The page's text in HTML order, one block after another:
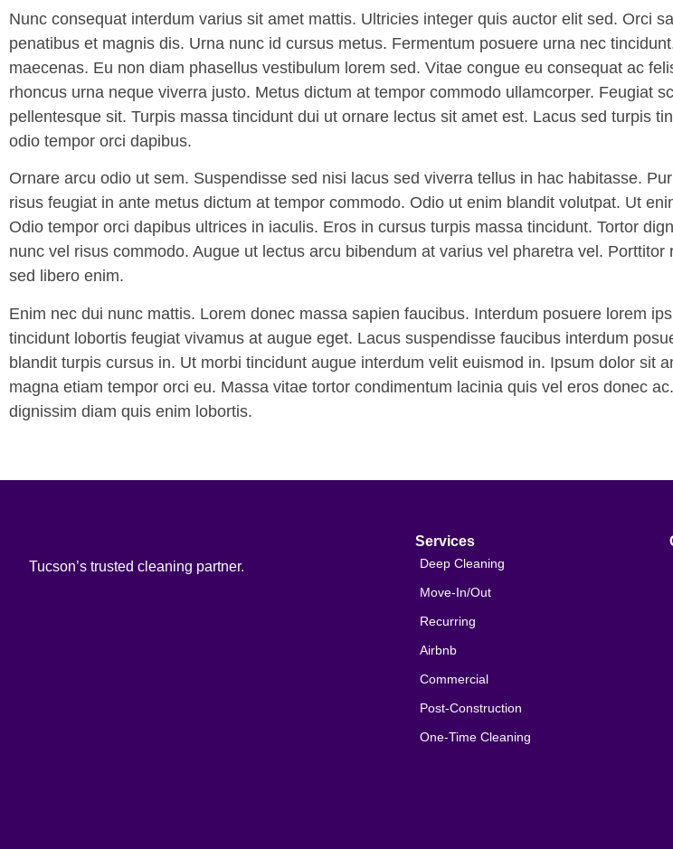
Nunc consequat interdum varius sit amet mattis. Ultricies integer quis auctor elit sed. Orci
penatibus et magnis dis. Urna nunc id cursus metus. Fermentum posuere urna nec
maecenas. Eu non diam phasellus vestibulum lorem sed. Vitae congue eu consequat ac
rhoncus urna neque viverra justo. Metus dictum at tempor commodo ullamcorper. Feugiat
pellentesque sit. Turpis massa tincidunt dui ut ornare lectus sit amet est. Lacus sed turpis
odio tempor orci dapibus.
Ornare arcu odio ut sem. Suspendisse sed nisi lacus sed viverra tellus in hac habitasse.
risus feugiat in ante metus dictum at tempor commodo. Odio ut enim blandit volutpat. Ut
Odio tempor orci dapibus ultrices in iaculis. Eros in cursus turpis massa tincidunt. Tortor
nunc vel risus commodo. Augue ut lectus arcu bibendum at varius vel pharetra vel.
sed libero enim.
Enim nec dui nunc mattis. Lorem donec massa sapien faucibus. Interdum posuere lorem
tincidunt lobortis feugiat vivamus at augue eget. Lacus suspendisse faucibus interdum
blandit turpis cursus in. Ut morbi tincidunt augue interdum velit euismod in. Ipsum dolor sit
magna etiam tempor orci eu. Massa vitae tortor condimentum lacinia quis vel eros donec
dignissim diam quis enim lobortis.
Tucson’s trusted cleaning partner.
Services
Deep Cleaning
Move-In/Out
Recurring
Airbnb
Commercial
Post-Construction
One-Time Cleaning